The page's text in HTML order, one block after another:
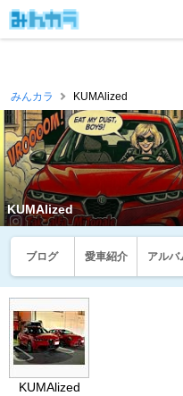
みんカラ KUMAlized
KUMAlized
ブログ 愛車紹介 アルバ
KUMAlized